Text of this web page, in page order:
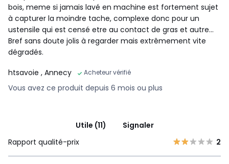
bois, meme si jamais lavé en machine est fortement sujet
à capturer la moindre tache, complexe donc pour un
ustensile qui est censé etre au contact de gras et autre...
Bref sans doute jolis à regarder mais extrêmement vite
dégradés.
htsavoie , Annecy Acheteur vérifié
Vous avez ce produit depuis 6 mois ou plus
Utile (11)
Signaler
Rapport qualité-prix
2